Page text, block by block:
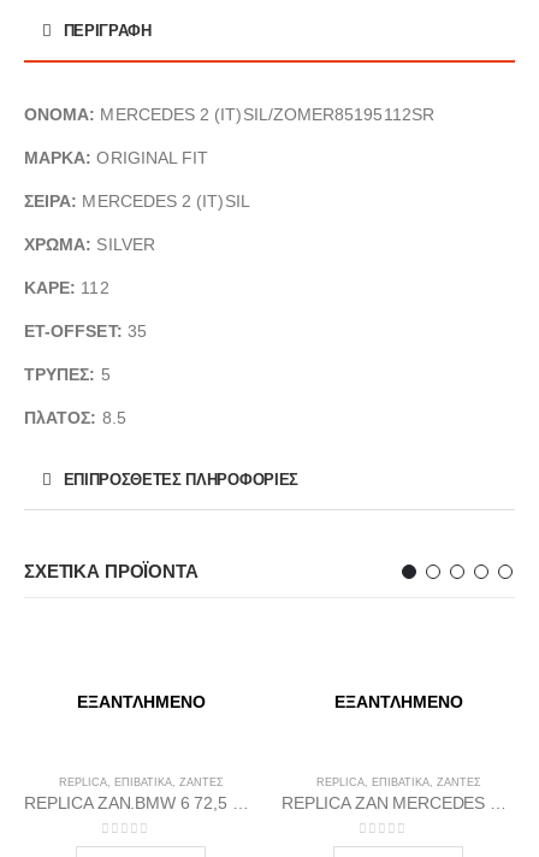
ΠΕΡΙΓΡΑΦΉ
ΟΝΟΜΑ: MERCEDES 2 (IT)SIL/ZOMER85195112SR
ΜΑΡΚΑ: ORIGINAL FIT
ΣΕΙΡΑ: MERCEDES 2 (IT)SIL
ΧΡΩΜΑ: SILVER
ΚΑΡΕ: 112
ET-OFFSET: 35
ΤΡΥΠΕΣ: 5
ΠλΑΤΟΣ: 8.5
ΕΠΙΠΡΌΣΘΕΤΕΣ ΠΛΗΡΟΦΟΡΊΕΣ
ΣΧΕΤΙΚΆ ΠΡΟΪΌΝΤΑ
ΕΞΑΝΤΛΗΜΈΝΟ
REPLICA, ΕΠΙΒΑΤΙΚΑ, ΖΆΝΤΕΣ
REPLICA ZAN.BMW 6 72,5 9X18 5X120 GP37
0out of 5
ΕΞΑΝΤΛΗΜΈΝΟ
REPLICA, ΕΠΙΒΑΤΙΚΑ, ΖΆΝΤΕΣ
REPLICA ZAN MERCEDES 1(1017) 66.46 9.5X19 5X112 GP38
0out of 5